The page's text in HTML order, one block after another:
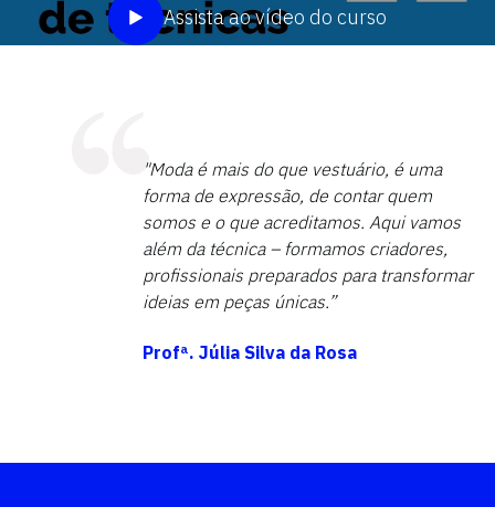
Assista ao vídeo do curso
"Moda é mais do que vestuário, é uma
forma de expressão, de contar quem
somos e o que acreditamos. Aqui vamos
além da técnica – formamos criadores,
profissionais preparados para transformar
ideias em peças únicas.”
Profª. Júlia Silva da Rosa